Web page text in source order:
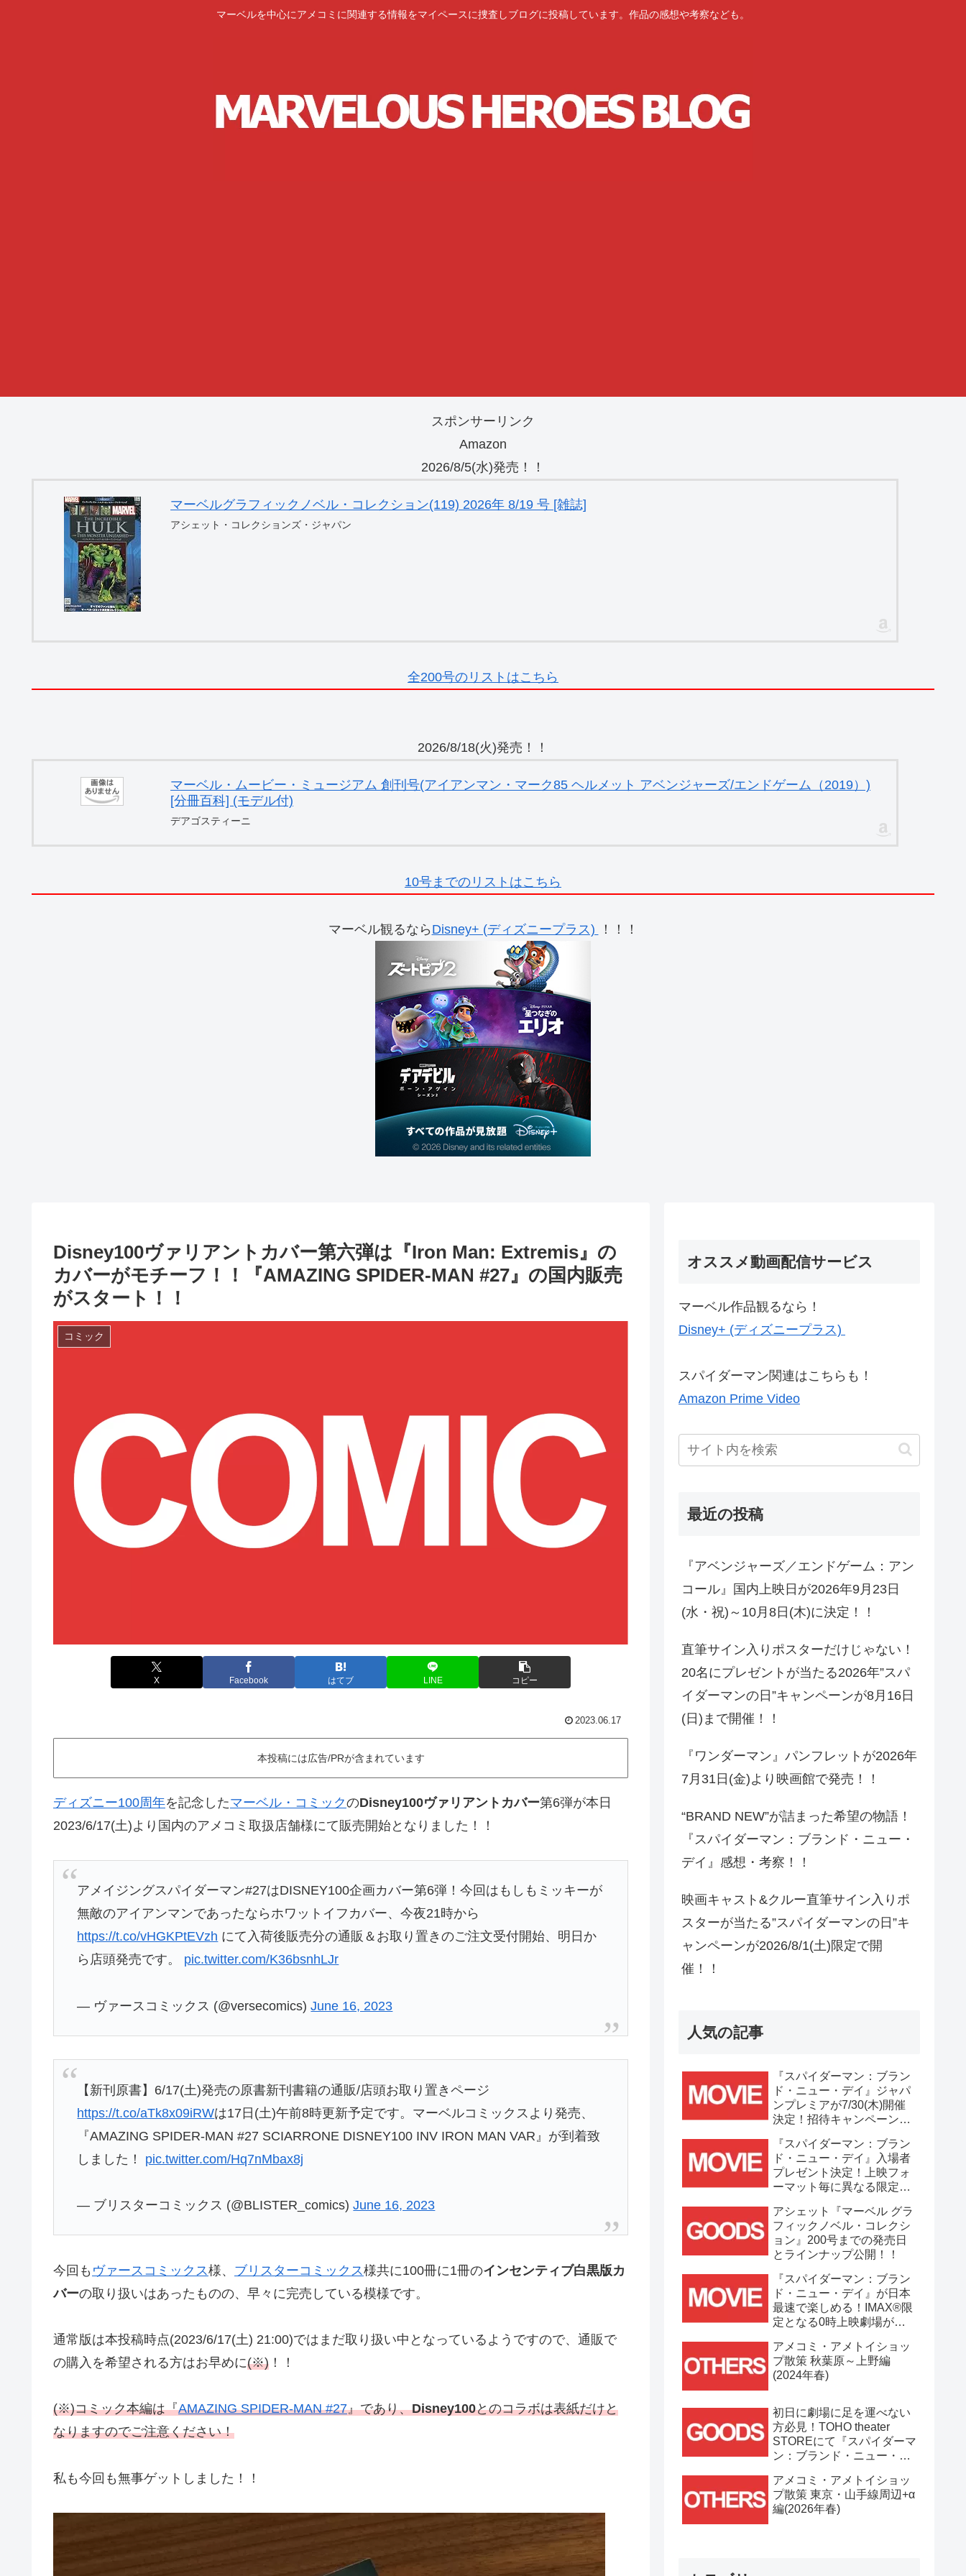
マーベルを中心にアメコミに関連する情報をマイペースに捜査しブログに投稿しています。作品の感想や考察なども。
スポンサーリンク
Amazon
2026/8/5(水)発売！！
マーベルグラフィックノベル・コレクション(119) 2026年 8/19 号 [雑誌]
アシェット・コレクションズ・ジャパン
全200号のリストはこちら
2026/8/18(火)発売！！
マーベル・ムービー・ミュージアム 創刊号(アイアンマン・マーク85 ヘルメット アベンジャーズ/エンドゲーム（2019）)
[分冊百科] (モデル付)
デアゴスティーニ
10号までのリストはこちら
マーベル観るなら Disney+ (ディズニープラス) ！！！
Disney100ヴァリアントカバー第六弾は『Iron Man: Extremis』の
カバーがモチーフ！！『AMAZING SPIDER-MAN #27』の国内販売
がスタート！！
コミック
X Facebook はてブ LINE コピー
2023.06.17
本投稿には広告/PRが含まれています
ディズニー100周年を記念したマーベル・コミックのDisney100ヴァリアントカバー第6弾が本日
2023/6/17(土)より国内のアメコミ取扱店舗様にて販売開始となりました！！
アメイジングスパイダーマン#27はDISNEY100企画カバー第6弾！今回はもしもミッキーが
無敵のアイアンマンであったならホワットイフカバー、今夜21時から
https://t.co/vHGKPtEVzh にて入荷後販売分の通販＆お取り置きのご注文受付開始、明日か
ら店頭発売です。 pic.twitter.com/K36bsnhLJr
— ヴァースコミックス (@versecomics)June 16, 2023
【新刊原書】6/17(土)発売の原書新刊書籍の通販/店頭お取り置きページ
https://t.co/aTk8x09iRWは17日(土)午前8時更新予定です。マーベルコミックスより発売、
『AMAZING SPIDER-MAN #27 SCIARRONE DISNEY100 INV IRON MAN VAR』が到着致
しました！ pic.twitter.com/Hq7nMbax8j
— ブリスターコミックス (@BLISTER_comics)June 16, 2023
今回も ヴァースコミックス様、 ブリスターコミックス様共に100冊に1冊のインセンティブ白黒版カ
バーの取り扱いはあったものの、早々に完売している模様です。
通常版は本投稿時点(2023/6/17(土) 21:00)ではまだ取り扱い中となっているようですので、通販で
の購入を希望される方はお早めに(※) ！！
(※)コミック本編は『AMAZING SPIDER-MAN #27』であり、Disney100とのコラボは表紙だけと
なりますのでご注意ください！
私も今回も無事ゲットしました！！
オススメ動画配信サービス
マーベル作品観るなら！
Disney+ (ディズニープラス)
スパイダーマン関連はこちらも！
Amazon Prime Video
最近の投稿
『アベンジャーズ／エンドゲーム：アン
コール』国内上映日が2026年9月23日
(水・祝)～10月8日(木)に決定！！
直筆サイン入りポスターだけじゃない！
20名にプレゼントが当たる2026年”スパ
イダーマンの日”キャンペーンが8月16日
(日)まで開催！！
『ワンダーマン』パンフレットが2026年
7月31日(金)より映画館で発売！！
“BRAND NEW”が詰まった希望の物語！
『スパイダーマン：ブランド・ニュー・
デイ』感想・考察！！
映画キャスト&クルー直筆サイン入りポ
スターが当たる”スパイダーマンの日”キ
ャンペーンが2026/8/1(土)限定で開
催！！
人気の記事
『スパイダーマン：ブラン
ド・ニュー・デイ』ジャパ
ンプレミアが7/30(木)開催
決定！招待キャンペーンは
中！！
『スパイダーマン：ブラン
ド・ニュー・デイ』入場者
プレゼント決定！上映フォ
ーマット毎に異なる限定ビ
える！！
アシェット『マーベル グラ
フィックノベル・コレクシ
ョン』200号までの発売日
とラインナップ公開！！
『スパイダーマン：ブラン
ド・ニュー・デイ』が日本
最速で楽しめる！IMAX®限
定となる0時上映劇場が決
アメコミ・アメトイショッ
プ散策 秋葉原～上野編
(2024年春)
初日に劇場に足を運べない
方必見！TOHO theater
STOREにて『スパイダーマ
ン：ブランド・ニュー・デ
7/31(金)11時より開始！！
アメコミ・アメトイショッ
プ散策 東京・山手線周辺+α
編(2026年春)